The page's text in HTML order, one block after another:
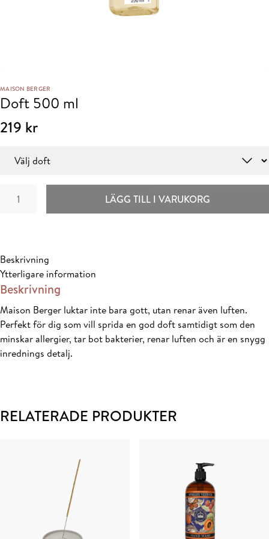
MAISON BERGER
Doft 500 ml
219 kr
LÄGG TILL I VARUKORG
Beskrivning
Ytterligare information
Beskrivning
Maison Berger luktar inte bara gott, utan renar även luften.
Perfekt för dig som vill sprida en god doft samtidigt som den
minskar allergier, tar bot bakterier, renar luften och är en snygg
inrednings detalj.
RELATERADE PRODUKTER